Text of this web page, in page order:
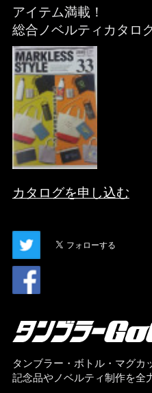
アイテム満載！
総合ノベルティカタロ
カタログを申し込む
タンブラー・ボトル・マグカ
記念品やノベルティ制作を全